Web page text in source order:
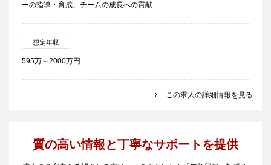
ーの指導・育成、チームの成長への貢献
想定年収
595万～2000万円
この求人の詳細情報を見る
質の高い情報と丁寧なサポートを提供